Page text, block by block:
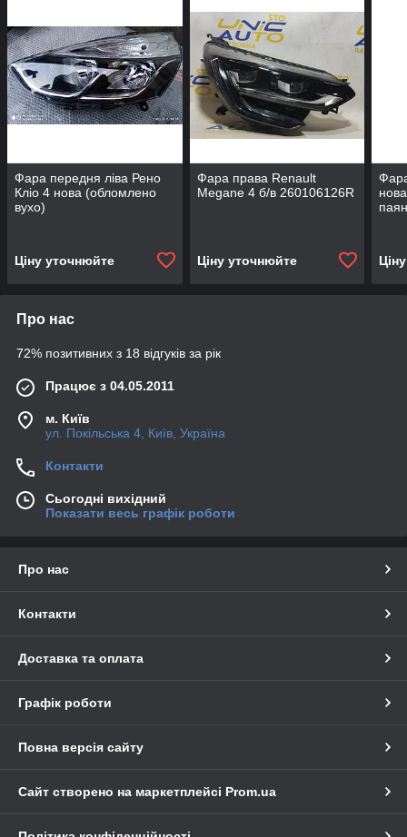
Фара передня ліва Рено
Кліо 4 нова (обломлено
вухо)
Ціну уточнюйте
Фара права Renault
Megane 4 б/в 260106126R
Ціну уточнюйте
Про нас
72% позитивних з 18 відгуків за рік
Працює з 04.05.2011
м. Київ
ул. Покільська 4, Київ, Україна
Контакти
Сьогодні вихідний
Показати весь графік роботи
Про нас
Контакти
Доставка та оплата
Графік роботи
Повна версія сайту
Сайт створено на маркетплейсі Prom.ua